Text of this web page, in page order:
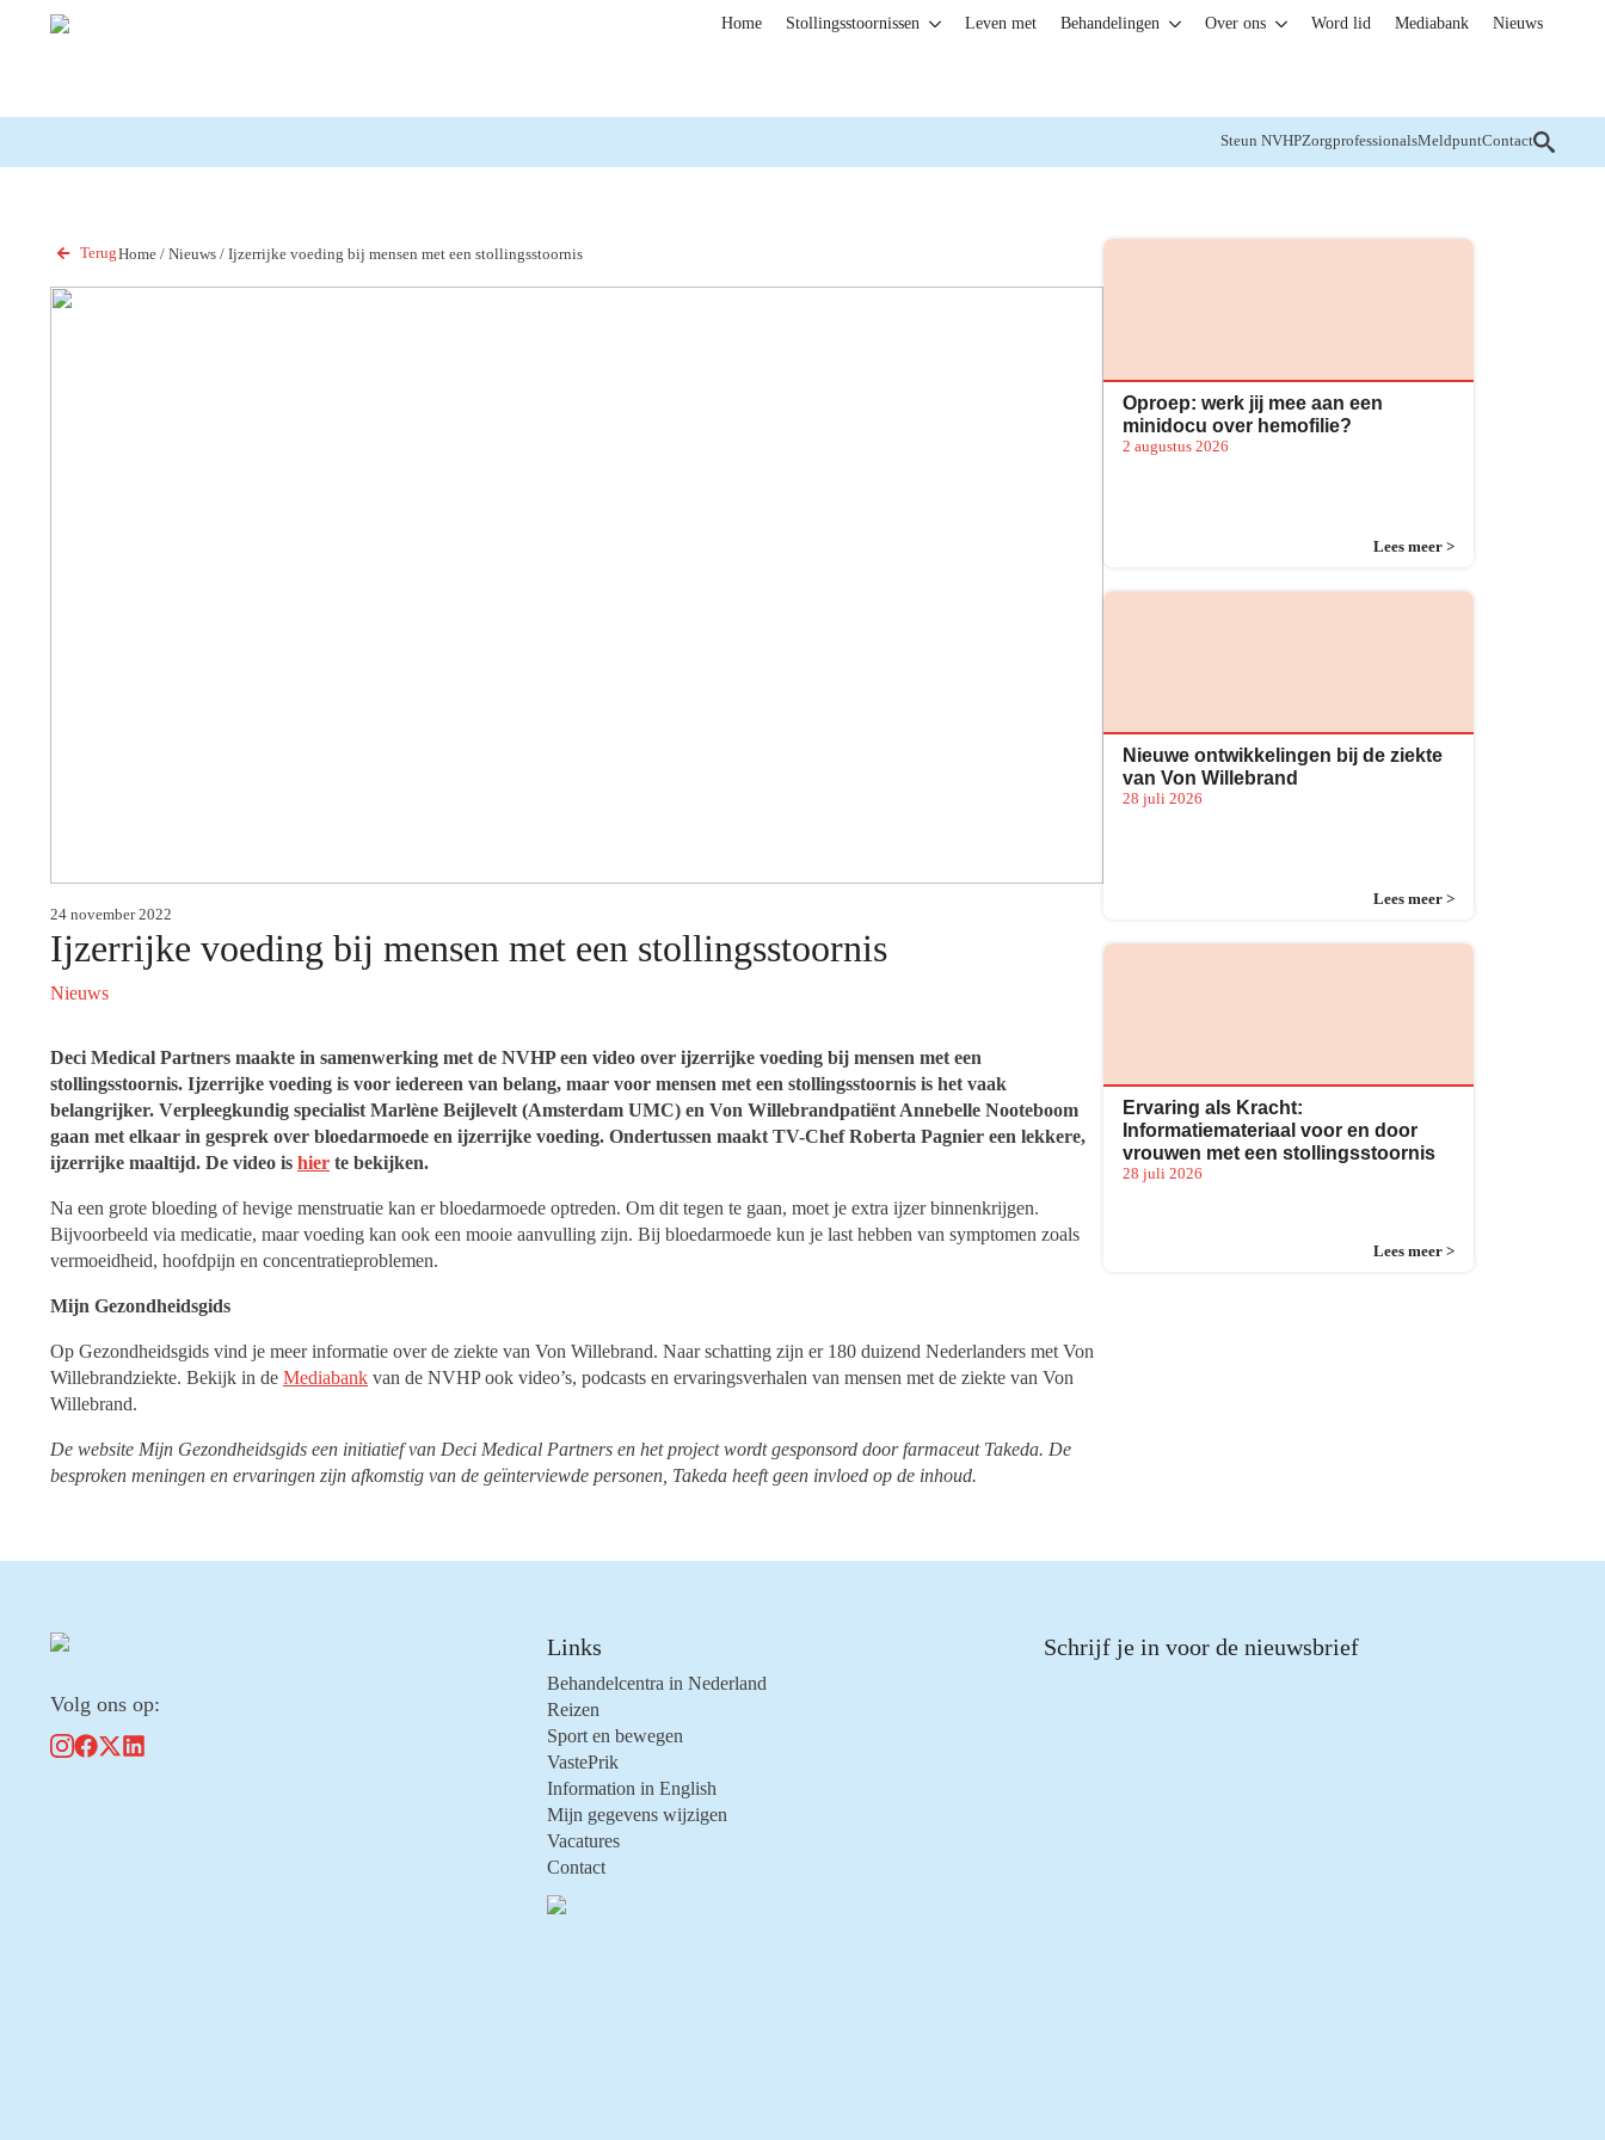
Home Stollingsstoornissen Leven met Behandelingen Over ons Word lid Mediabank Nieuws
Steun NVHPZorgprofessionalsMeldpuntContact
TerugHome/ Nieuws/ Ijzerrijke voeding bij mensen met een stollingsstoornis
24 november 2022
Ijzerrijke voeding bij mensen met een stollingsstoornis
Nieuws
Deci Medical Partners maakte in samenwerking met de NVHP een video over ijzerrijke voeding bij mensen met een
stollingsstoornis. Ijzerrijke voeding is voor iedereen van belang, maar voor mensen met een stollingsstoornis is het vaak
belangrijker. Verpleegkundig specialist Marlène Beijlevelt (Amsterdam UMC) en Von Willebrandpatiënt Annebelle Nooteboom
gaan met elkaar in gesprek over bloedarmoede en ijzerrijke voeding. Ondertussen maakt TV-Chef Roberta Pagnier een lekkere,
ijzerrijke maaltijd. De video is hier te bekijken.
Na een grote bloeding of hevige menstruatie kan er bloedarmoede optreden. Om dit tegen te gaan, moet je extra ijzer binnenkrijgen.
Bijvoorbeeld via medicatie, maar voeding kan ook een mooie aanvulling zijn. Bij bloedarmoede kun je last hebben van symptomen zoals
vermoeidheid, hoofdpijn en concentratieproblemen.
Mijn Gezondheidsgids
Op Gezondheidsgids vind je meer informatie over de ziekte van Von Willebrand. Naar schatting zijn er 180 duizend Nederlanders met Von
Willebrandziekte. Bekijk in de Mediabank van de NVHP ook video’s, podcasts en ervaringsverhalen van mensen met de ziekte van Von
Willebrand.
De website Mijn Gezondheidsgids een initiatief van Deci Medical Partners en het project wordt gesponsord door farmaceut Takeda. De
besproken meningen en ervaringen zijn afkomstig van de geïnterviewde personen, Takeda heeft geen invloed op de inhoud.
Oproep: werk jij mee aan een
minidocu over hemofilie?
2 augustus 2026
Lees meer >
Nieuwe ontwikkelingen bij de ziekte
van Von Willebrand
28 juli 2026
Lees meer >
Ervaring als Kracht:
Informatiemateriaal voor en door
vrouwen met een stollingsstoornis
28 juli 2026
Lees meer >
Volg ons op:
Links
Behandelcentra in Nederland
Reizen
Sport en bewegen
VastePrik
Information in English
Mijn gegevens wijzigen
Vacatures
Contact
Schrijf je in voor de nieuwsbrief